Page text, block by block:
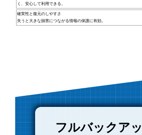
く、安心して利用できる。
確実性と復元のしやすさ
失うと大きな損害につながる情報の保護に有効。
フルバックア